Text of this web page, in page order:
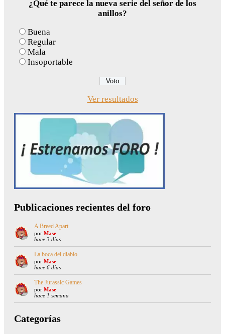
¿Qué te parece la nueva serie del señor de los
anillos?
Buena
Regular
Mala
Insoportable
Ver resultados
Publicaciones recientes del foro
A Breed Apart
por Mase
hace 3 días
La boca del diablo
por Mase
hace 6 días
The Jurassic Games
por Mase
hace 1 semana
Categorías